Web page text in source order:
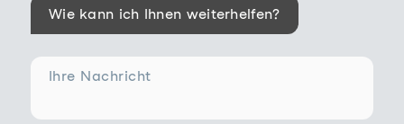
Wie kann ich Ihnen weiterhelfen?
Ihre Nachricht